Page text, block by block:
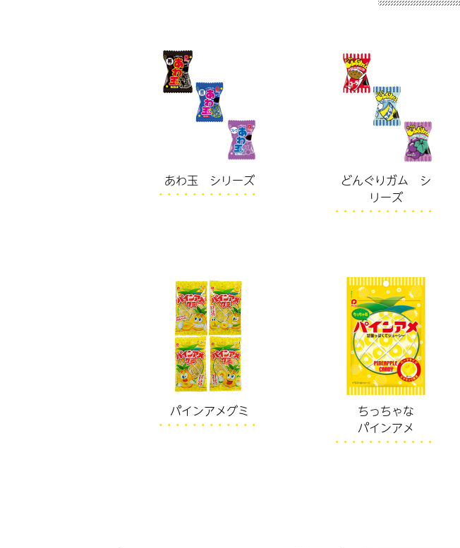
あわ玉 シリーズ
どんぐりガム シ
リーズ
パインアメグミ
ちっちゃな
パインアメ